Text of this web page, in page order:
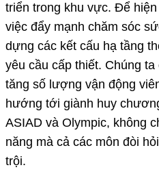
triển trong khu vực. Để
việc đẩy mạnh chăm sóc
dựng các kết cấu hạ tầng
yêu cầu cấp thiết. Chúng
tăng số lượng vận động
hướng tới giành huy
ASIAD và Olympic, không
năng mà cả các môn đòi
trội.